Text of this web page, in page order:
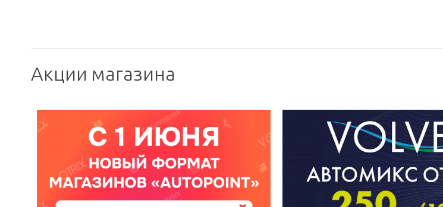
Акции магазина